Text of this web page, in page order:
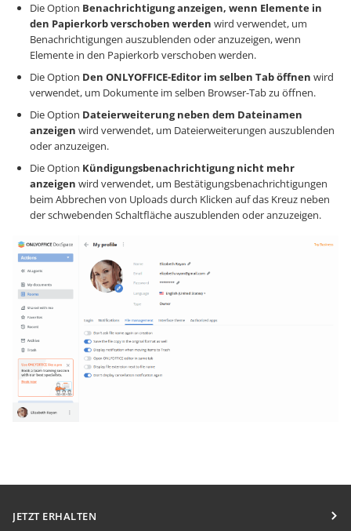
Die Option Benachrichtigung anzeigen, wenn Elemente in
den Papierkorb verschoben werden wird verwendet, um
Benachrichtigungen auszublenden oder anzuzeigen, wenn
Elemente in den Papierkorb verschoben werden.
Die Option Den ONLYOFFICE-Editor im selben Tab öffnen wird
verwendet, um Dokumente im selben Browser-Tab zu öffnen.
Die Option Dateierweiterung neben dem Dateinamen
anzeigen wird verwendet, um Dateierweiterungen auszublenden
oder anzuzeigen.
Die Option Kündigungsbenachrichtigung nicht mehr
anzeigen wird verwendet, um Bestätigungsbenachrichtigungen
beim Abbrechen von Uploads durch Klicken auf das Kreuz neben
der schwebenden Schaltfläche auszublenden oder anzuzeigen.
JETZT ERHALTEN